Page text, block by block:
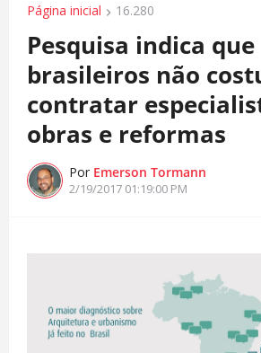
Página inicial 16.280
Pesquisa indica que
brasileiros não
contratar
obras e reformas
Por Emerson Tormann
2/19/2017 01:19:00 PM